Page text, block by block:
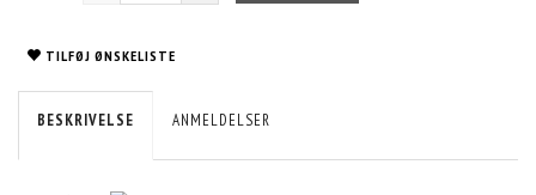
TILFØJ ØNSKELISTE
BESKRIVELSE ANMELDELSER